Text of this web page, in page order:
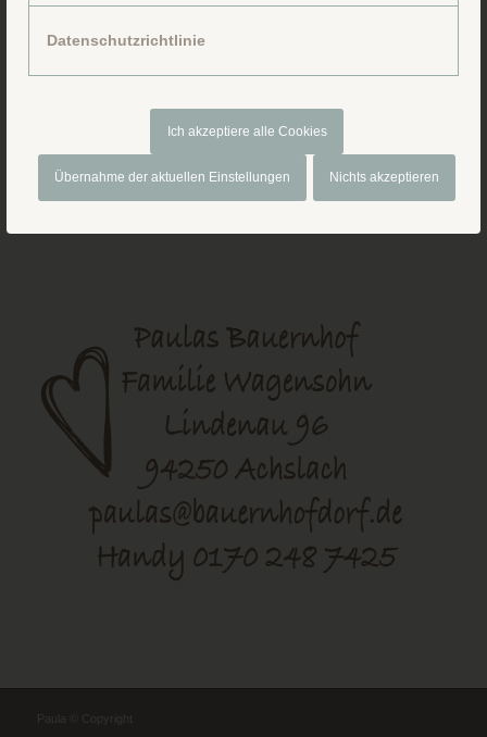
Datenschutzrichtlinie
Ich akzeptiere alle Cookies
Übernahme der aktuellen Einstellungen Nichts akzeptieren
Paula © Copyright